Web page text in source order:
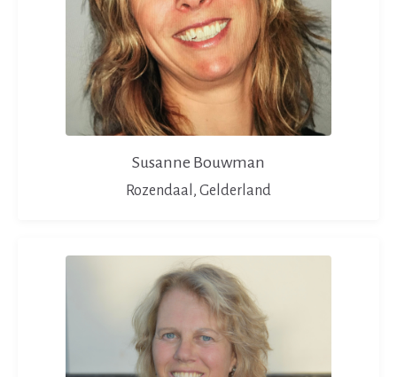
Susanne Bouwman
Rozendaal, Gelderland